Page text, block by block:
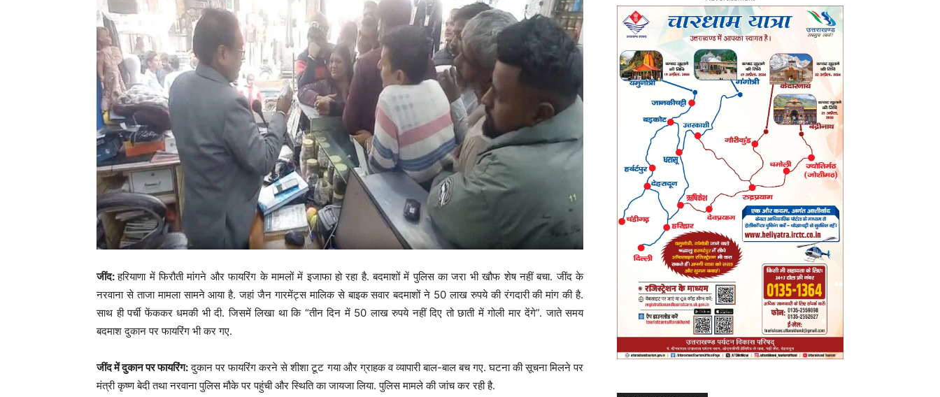
जींद:हरियाणा में फिरौती मांगने और फायरिंग के मामलों में इजाफा हो रहा है. बदमाशों में पुलिस का जरा भी खौफ शेष नहीं बचा. जींद के
नरवाना से ताजा मामला सामने आया है. जहां जैन गारमेंट्स मालिक से बाइक सवार बदमाशों ने 50 लाख रुपये की रंगदारी की मांग की है.
साथ ही पर्ची फेंककर धमकी भी दी. जिसमें लिखा था कि “तीन दिन में 50 लाख रुपये नहीं दिए तो छाती में गोली मार देंगे”. जाते समय
बदमाश दुकान पर फायरिंग भी कर गए.
जींद में दुकान पर फायरिंग:दुकान पर फायरिंग करने से शीशा टूट गया और ग्राहक व व्यापारी बाल-बाल बच गए. घटना की सूचना मिलने पर
मंत्री कृष्ण बेदी तथा नरवाना पुलिस मौके पर पहुंची और स्थिति का जायजा लिया. पुलिस मामले की जांच कर रही है.